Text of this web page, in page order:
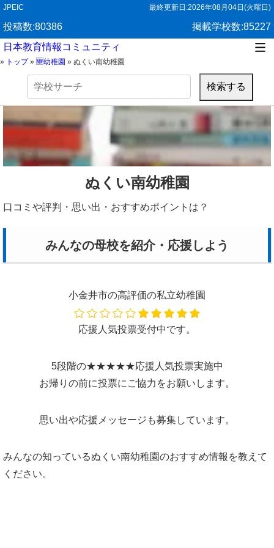
JPEIC 最終更新日:2026年08月04日(火曜日)
投稿数:80386
掲載学校数:85227
日本教育情報コミュニティ
» トップ» 🆕幼稚園 » ぬくい南幼稚園
検
ぬくい南幼稚園
口コミや評判・思い出・おすすめポイントは？
みんなの母校を紹介・応援しよう
小金井市の高評価の私立幼稚園
応援人気投票受付中です。
5段階の★★★★★応援人気投票実施中
お帰りの前に投票にご協力をお願いします。
思い出や応援メッセージも募集しています。
みんなの知っているぬくい南幼稚園のおすすめ情報を教えて
ください。